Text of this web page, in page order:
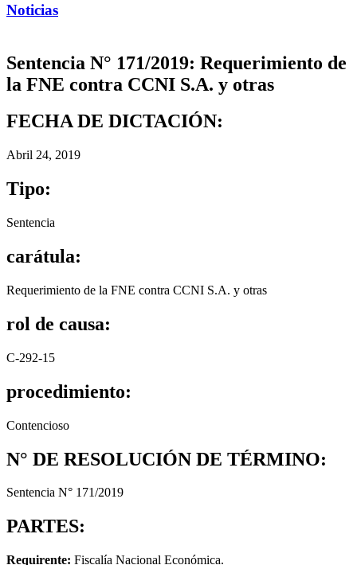
Noticias
Sentencia N° 171/2019: Requerimiento de
la FNE contra CCNI S.A. y otras
FECHA DE DICTACIÓN:
Abril 24, 2019
Tipo:
Sentencia
carátula:
Requerimiento de la FNE contra CCNI S.A. y otras
rol de causa:
C-292-15
procedimiento:
Contencioso
N° DE RESOLUCIÓN DE TÉRMINO:
Sentencia N° 171/2019
PARTES:
Requirente: Fiscalía Nacional Económica.